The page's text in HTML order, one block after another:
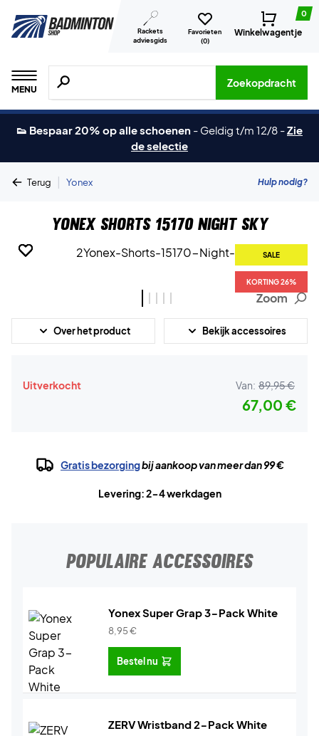
Rackets
adviesgids
Favorieten
(0)
0
Winkelwagentje
MENU
Zoeken naar producten, merken etc.
Zoekopdracht
👟 Bespaar 20% op alle schoenen - Geldig t/m 12/8 -Zie
de selectie
Terug | Yonex Hulp nodig?
Yonex Shorts 15170 Night Sky
SALE
KORTING 26%
SALE
KORTING 26%
SALE
KORTING 26%
SALE
KORTING 26%
SALE
KORTING 26%
Zoom
Over het product Bekijk accessoires
Uitverkocht Van: 89,95 €
67,00 €
Gratis bezorgingbij aankoop van meer dan 99 €
Levering: 2-4 werkdagen
POPULAIRE ACCESSOIRES
Yonex Super Grap 3-Pack White
8,95€
Bestel nu
ZERV Wristband 2-Pack White